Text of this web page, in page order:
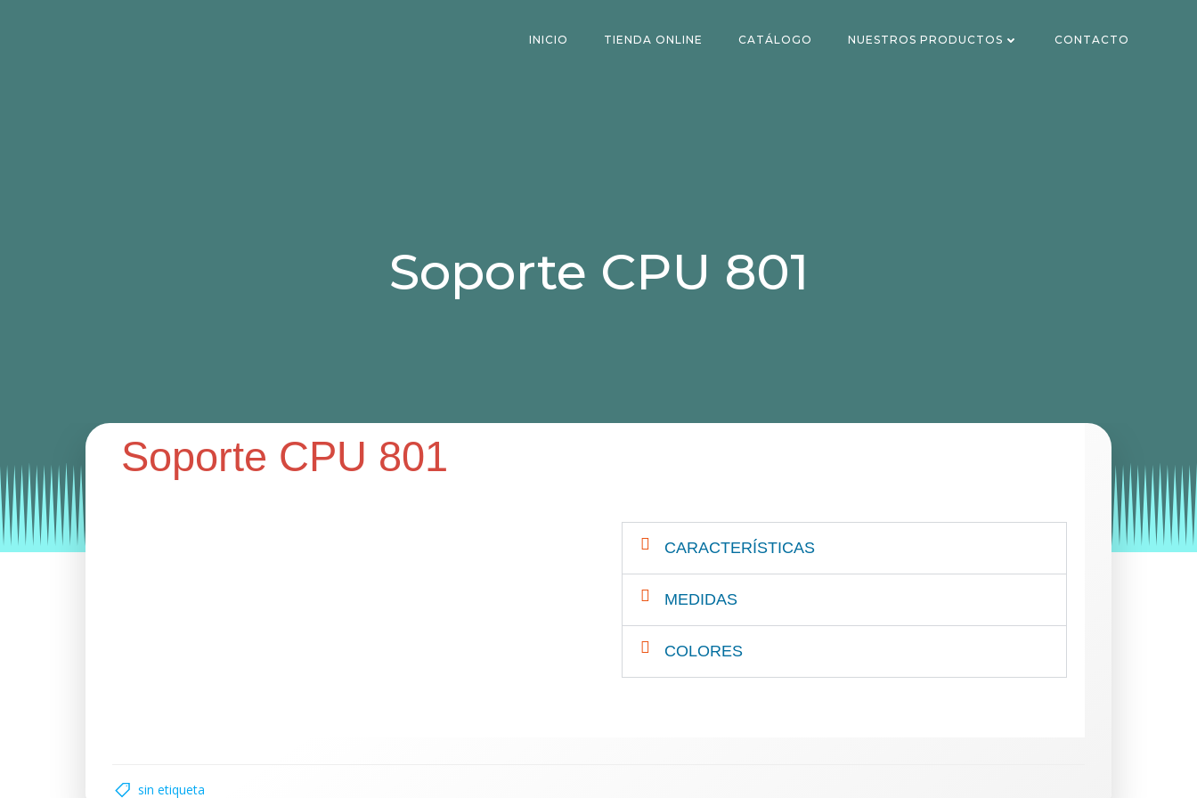
INICIO TIENDA ONLINE CATÁLOGO NUESTROS PRODUCTOS CONTACTO
Soporte CPU 801
Categories: soporte con ruedas soportes soportes de sobremesa
Soporte CPU 801
CARACTERÍSTICAS
MEDIDAS
COLORES
sin etiqueta